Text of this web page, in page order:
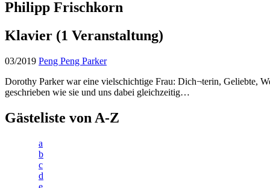
Philipp Frischkorn
Klavier (1 Veranstaltung)
03/2019 Peng Peng Parker
Dorothy Parker war eine vielschichtige Frau: Dich¬terin, Geliebte,
geschrieben wie sie und uns dabei gleichzeitig…
Gästeliste von A-Z
a
b
c
d